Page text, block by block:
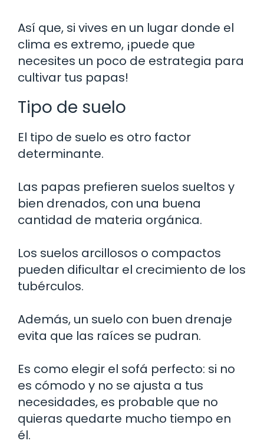
Así que, si vives en un lugar donde el
clima es extremo, ¡puede que
necesites un poco de estrategia para
cultivar tus papas!
Tipo de suelo
El tipo de suelo es otro factor
determinante.
Las papas prefieren suelos sueltos y
bien drenados, con una buena
cantidad de materia orgánica.
Los suelos arcillosos o compactos
pueden dificultar el crecimiento de los
tubérculos.
Además, un suelo con buen drenaje
evita que las raíces se pudran.
Es como elegir el sofá perfecto: si no
es cómodo y no se ajusta a tus
necesidades, es probable que no
quieras quedarte mucho tiempo en
él.